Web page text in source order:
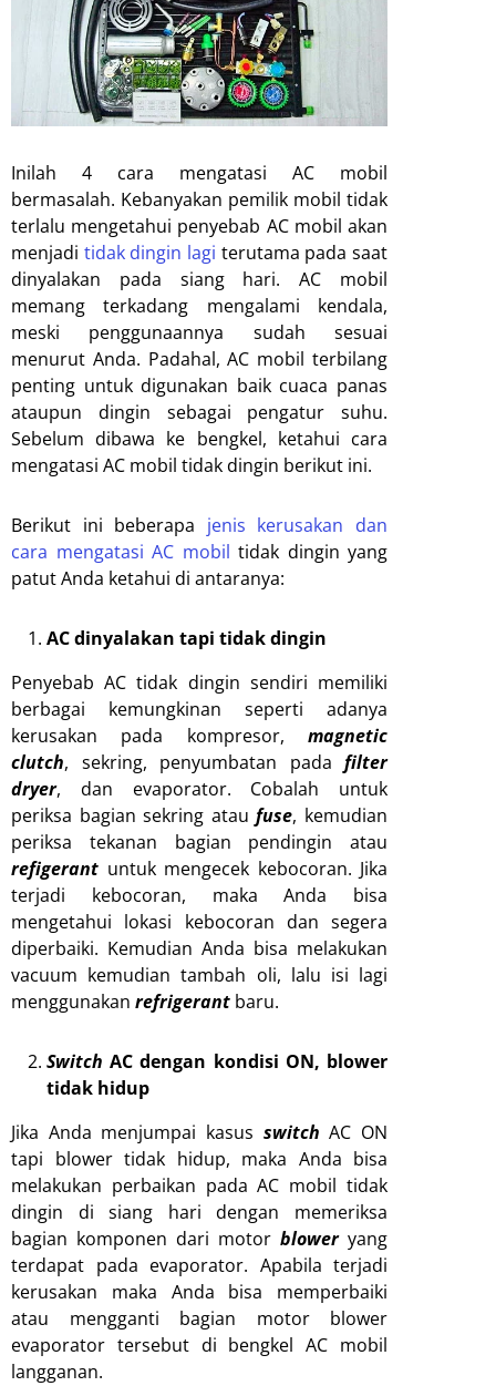
Inilah 4 cara mengatasi AC mobil
bermasalah. Kebanyakan pemilik mobil tidak
terlalu mengetahui penyebab AC mobil akan
menjadi tidak dingin lagi terutama pada saat
dinyalakan pada siang hari. AC mobil
memang terkadang mengalami kendala,
meski penggunaannya sudah sesuai
menurut Anda. Padahal, AC mobil terbilang
penting untuk digunakan baik cuaca panas
ataupun dingin sebagai pengatur suhu.
Sebelum dibawa ke bengkel, ketahui cara
mengatasi AC mobil tidak dingin berikut ini.
Berikut ini beberapa jenis kerusakan dan
cara mengatasi AC mobil tidak dingin yang
patut Anda ketahui di antaranya:
AC dinyalakan tapi tidak dingin
Penyebab AC tidak dingin sendiri memiliki
berbagai kemungkinan seperti adanya
kerusakan pada kompresor, magnetic
clutch, sekring, penyumbatan pada filter
dryer, dan evaporator. Cobalah untuk
periksa bagian sekring ataufuse, kemudian
periksa tekanan bagian pendingin atau
refigerant untuk mengecek kebocoran. Jika
terjadi kebocoran, maka Anda bisa
mengetahui lokasi kebocoran dan segera
diperbaiki. Kemudian Anda bisa melakukan
vacuum kemudian tambah oli, lalu isi lagi
menggunakan refrigerant baru.
Switch AC dengan kondisi ON, blower
tidak hidup
Jika Anda menjumpai kasus switch AC ON
tapi blower tidak hidup, maka Anda bisa
melakukan perbaikan pada AC mobil tidak
dingin di siang hari dengan memeriksa
bagian komponen dari motor blower yang
terdapat pada evaporator. Apabila terjadi
kerusakan maka Anda bisa memperbaiki
atau mengganti bagian motor blower
evaporator tersebut di bengkel AC mobil
langganan.